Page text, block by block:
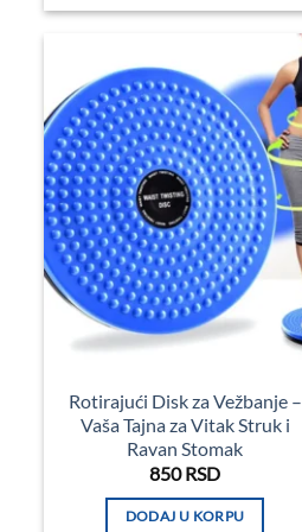
Rotirajući Disk za Vežbanje –
Vaša Tajna za Vitak Struk i
Ravan Stomak
850RSD
DODAJ U KORPU